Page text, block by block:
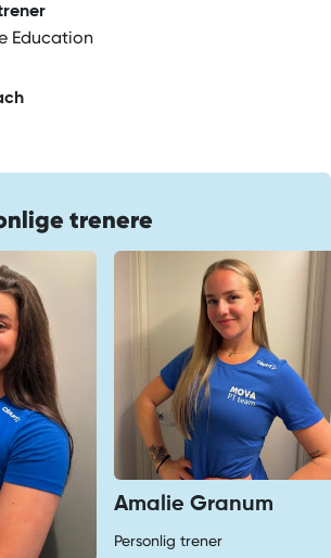
Education
trenere
Amalie Granum
Personlig trener